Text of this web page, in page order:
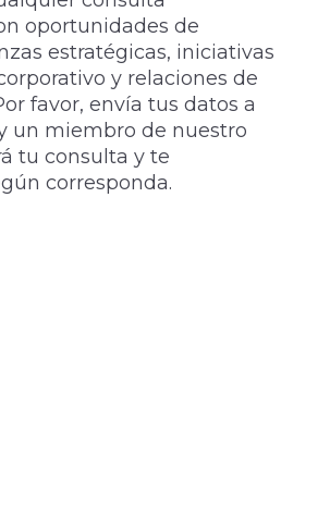
oportunidades de
estratégicas, iniciativas
y relaciones de
favor, envía tus datos a
un miembro de nuestro
tu consulta y te
corresponda.